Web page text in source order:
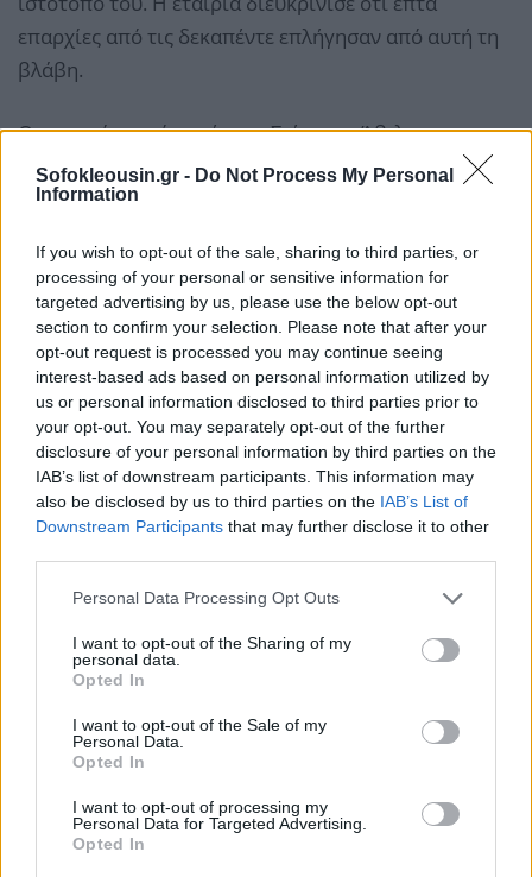
Sofokleousin.gr - Do Not Process My Personal
Information
If you wish to opt-out of the sale, sharing to third parties, or
processing of your personal or sensitive information for
targeted advertising by us, please use the below opt-out
section to confirm your selection. Please note that after your
opt-out request is processed you may continue seeing
interest-based ads based on personal information utilized by
us or personal information disclosed to third parties prior to
your opt-out. You may separately opt-out of the further
disclosure of your personal information by third parties on the
IAB’s list of downstream participants. This information may
also be disclosed by us to third parties on the IAB’s List of
Downstream Participants that may further disclose it to other
Personal Data Processing Opt Outs
I want to opt-out of the Sharing of my
personal data.
Opted In
I want to opt-out of the Sale of my
Personal Data.
Opted In
I want to opt-out of processing my
Personal Data for Targeted Advertising.
Opted In
επαρχίες από τις δεκαπέντε επλήγησαν από αυτή τη
βλάβη.
Οι επαρχίες από αυτήν της Σιέγο ντε Άβιλα, στην
κεντρική Κούβα, έως την επαρχία του Γκουαντάναμο,
στο ανατολικό άκρο του νησιού, επηρεάζονται από